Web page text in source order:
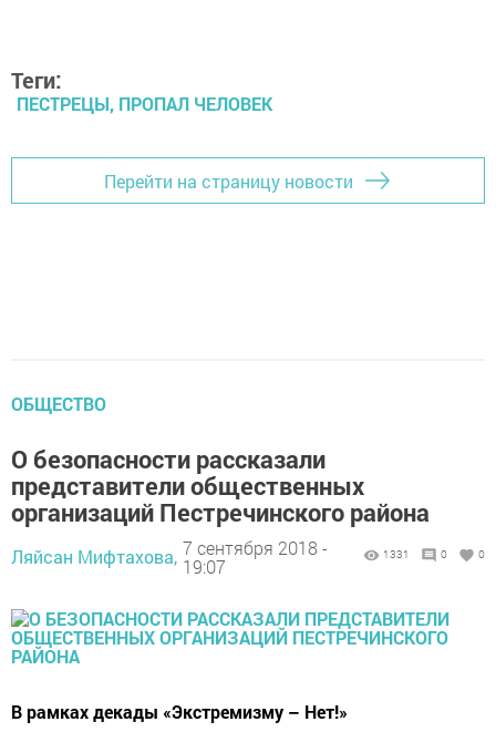
Теги:
ПЕСТРЕЦЫ, ПРОПАЛ ЧЕЛОВЕК
Перейти на страницу новости
ОБЩЕСТВО
О безопасности рассказали
представители общественных
организаций Пестречинского района
Ляйсан Мифтахова, 7 сентября 2018 -
19:07
1331 0 0
В рамках декады «Экстремизму – Нет!»